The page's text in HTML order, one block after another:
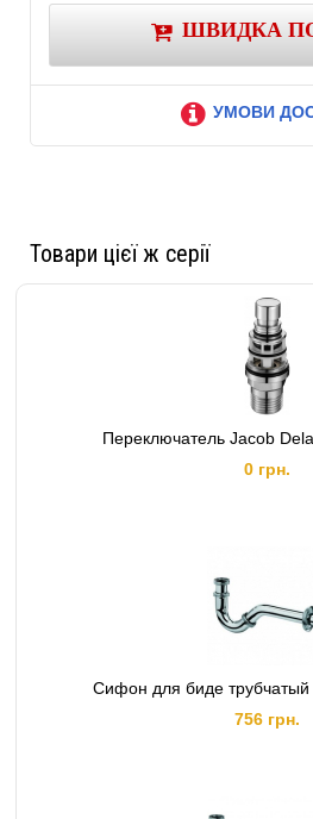
Искусственный камень
ШВИДКА
УМОВИ
Товари цієї ж серії
Переключатель Jacob
0 грн.
Сифон для биде
756 грн.